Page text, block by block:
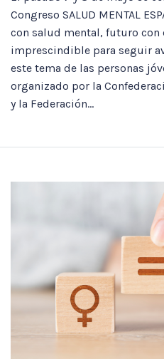
Congreso SALUD MENTAL
con salud mental, futuro con
imprescindible para seguir
este tema de las personas
organizado por la
y la Federación...